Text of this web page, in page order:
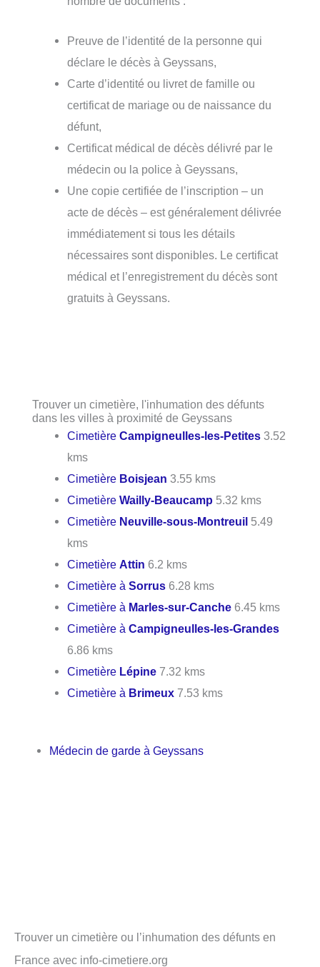
Preuve de l’identité de la personne qui
déclare le décès à Geyssans,
Carte d’identité ou livret de famille ou
certificat de mariage ou de naissance du
défunt,
Certificat médical de décès délivré par le
médecin ou la police à Geyssans,
Une copie certifiée de l’inscription – un
acte de décès – est généralement délivrée
immédiatement si tous les détails
nécessaires sont disponibles. Le certificat
médical et l’enregistrement du décès sont
gratuits à Geyssans.
Trouver un cimetière, l'inhumation des défunts
dans les villes à proximité de Geyssans
CimetièreCampigneulles-les-Petites 3.52
kms
Cimetière Boisjean 3.55 kms
CimetièreWailly-Beaucamp 5.32 kms
Cimetière Neuville-sous-Montreuil 5.49
kms
Cimetière Attin 6.2 kms
Cimetière àSorrus 6.28 kms
Cimetière à Marles-sur-Canche 6.45 kms
Cimetière àCampigneulles-les-Grandes
6.86 kms
Cimetière Lépine 7.32 kms
Cimetière à Brimeux 7.53 kms
Médecin de garde à Geyssans
Trouver un cimetière ou l’inhumation des défunts en
France avec info-cimetiere.org